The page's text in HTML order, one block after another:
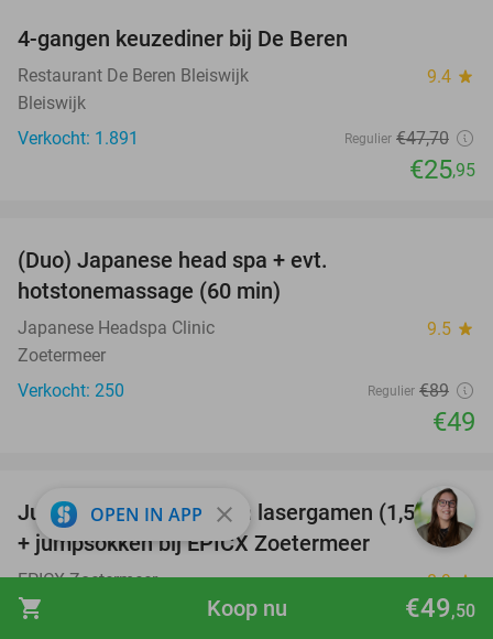
shopping_cart €49,50
Koop nu
4-gangen keuzediner bij De Beren
Restaurant De Beren Bleiswijk 9.4 star
Bleiswijk
Verkocht: 1.891
Regulier €47,70
€25,95
(Duo) Japanese head spa + evt.
hotstonemassage (60 min)
Japanese Headspa Clinic 9.5 star
Zoetermeer
Verkocht: 250
Regulier €89
€49
30%
Jumpen, Active Pixel en lasergamen (1,5 uur)
+ jumpsokken bij EPICX Zoetermeer
EPICX Zoetermeer 8.9star
Zoetermeer
OPEN IN APP close